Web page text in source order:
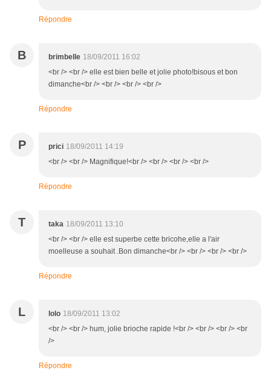
Répondre
B brimbelle 18/09/2011 16:02
<br /> <br /> elle est bien belle et jolie photo!bisous et bon
dimanche<br /> <br /> <br /> <br />
Répondre
P prici 18/09/2011 14:19
<br /> <br /> Magnifique!<br /> <br /> <br /> <br />
Répondre
T taka 18/09/2011 13:10
<br /> <br /> elle est superbe cette bricohe,elle a l'air
moelleuse a souhait .Bon dimanche<br /> <br /> <br /> <br />
Répondre
L lolo 18/09/2011 13:02
<br /> <br /> hum, jolie brioche rapide !<br /> <br /> <br /> <br
/>
Répondre